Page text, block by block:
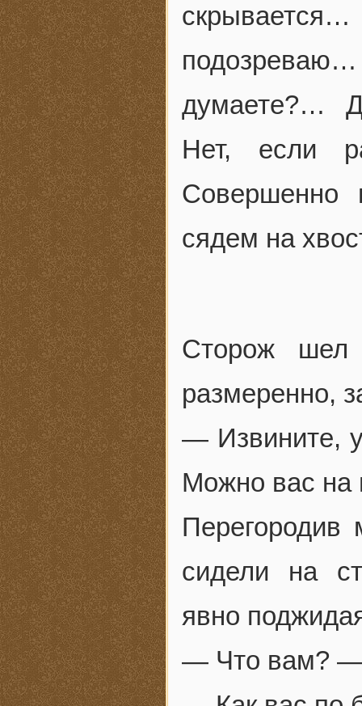
думаете?…
Нет, если
Совершенно
сядем на
Сторож шел
размеренно,
— Извините,
Можно вас на
Перегородив
сидели на
явно
— Что вам? —